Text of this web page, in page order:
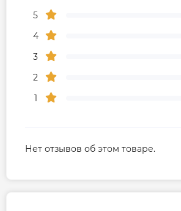
5
4
3
2
1
Нет отзывов об этом товаре.